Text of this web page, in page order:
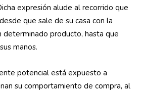
expresión alude al recorrido que
que sale de su casa con la
determinado producto, hasta que
manos.
potencial está expuesto a
su comportamiento de compra, al